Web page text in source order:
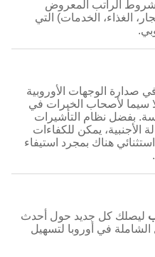
الراتب المعروض
الغذاء، الخدمات) التي
في صدارة الوجهات الأوروبية
سيما لأصحاب الخبرات في
بفضل نظام التأشيرات
الأجنبية، يمكن للكفاءات
هناك بمجرد استيفاء
ليصلك كل جديد حول أحدث
في أوروبا لتسهيل